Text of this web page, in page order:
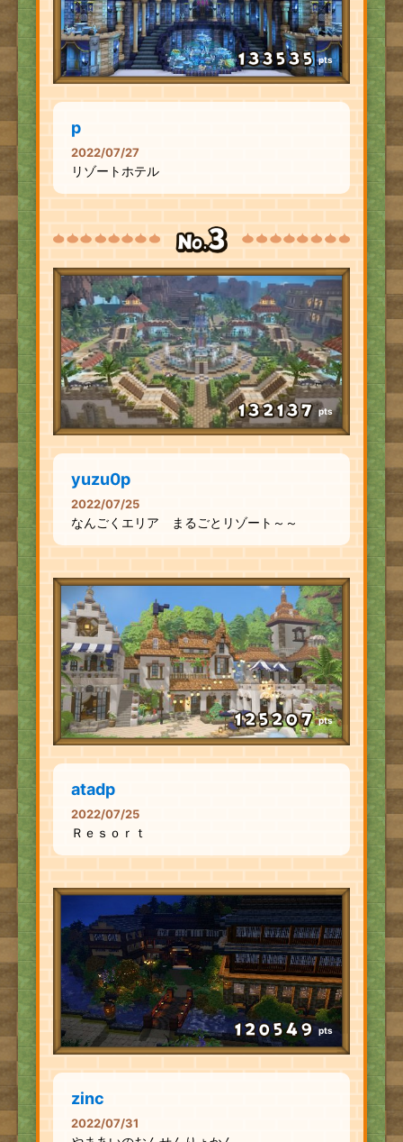
pts
p
2022/07/27
リゾートホテル
pts
yuzu0p
2022/07/25
なんごくエリア まるごとリゾート～～
pts
atadp
2022/07/25
Ｒｅｓｏｒｔ
pts
zinc
2022/07/31